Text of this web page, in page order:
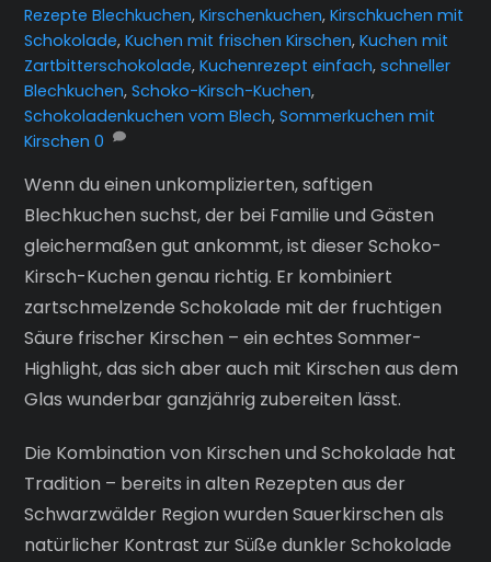
Rezepte Blechkuchen,Kirschenkuchen,Kirschkuchen mit
Schokolade,Kuchen mit frischen Kirschen,Kuchen mit
Zartbitterschokolade,Kuchenrezept einfach,schneller
Blechkuchen,Schoko-Kirsch-Kuchen,
Schokoladenkuchen vom Blech,Sommerkuchen mit
Kirschen 0
Wenn du einen unkomplizierten, saftigen
Blechkuchen suchst, der bei Familie und Gästen
gleichermaßen gut ankommt, ist dieser Schoko-
Kirsch-Kuchen genau richtig. Er kombiniert
zartschmelzende Schokolade mit der fruchtigen
Säure frischer Kirschen – ein echtes Sommer-
Highlight, das sich aber auch mit Kirschen aus dem
Glas wunderbar ganzjährig zubereiten lässt.
Die Kombination von Kirschen und Schokolade hat
Tradition – bereits in alten Rezepten aus der
Schwarzwälder Region wurden Sauerkirschen als
natürlicher Kontrast zur Süße dunkler Schokolade